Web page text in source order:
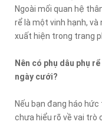
Ngoài mối quan hệ
rể là một vinh hạnh, và
xuất hiện trong trang
Nên có phụ dâu phụ
ngày cưới?
Nếu bạn đang háo
chưa hiểu rõ về vai trò